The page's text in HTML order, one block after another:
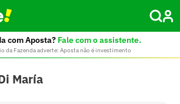
com Aposta? Fale com o assistente.
da Fazenda adverte: Aposta não é investimento
María